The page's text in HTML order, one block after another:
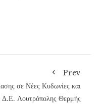
Prev
σε Νέες Κυδωνίες και
Δ.Ε. Λουτρόπολης Θερμής